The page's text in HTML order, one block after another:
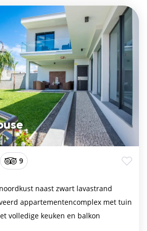
9
naast zwart lavastrand
appartementencomplex met tuin
volledige keuken en balkon